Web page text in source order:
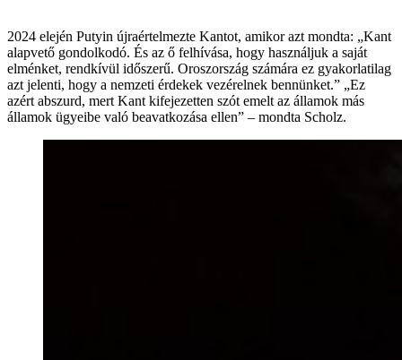
2024 elején Putyin újraértelmezte Kantot, amikor azt mondta: „Kant
alapvető gondolkodó. És az ő felhívása, hogy használjuk a saját
elménket, rendkívül időszerű. Oroszország számára ez gyakorlatilag
azt jelenti, hogy a nemzeti érdekek vezérelnek bennünket.” „Ez
azért abszurd, mert Kant kifejezetten szót emelt az államok más
államok ügyeibe való beavatkozása ellen” – mondta Scholz.